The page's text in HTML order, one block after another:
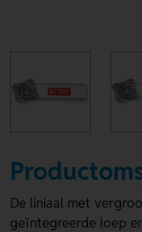
De liniaal met
geïntegreerde loep